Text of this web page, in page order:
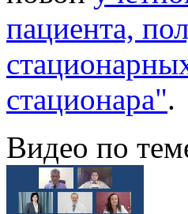
пациента,
стационара".
Видео по